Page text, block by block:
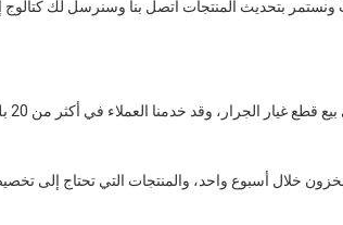
بتحديث المنتجات اتصل بنا وسنرسل لك كتالوج
خلال أسبوع واحد، والمنتجات التي تحتاج إلى